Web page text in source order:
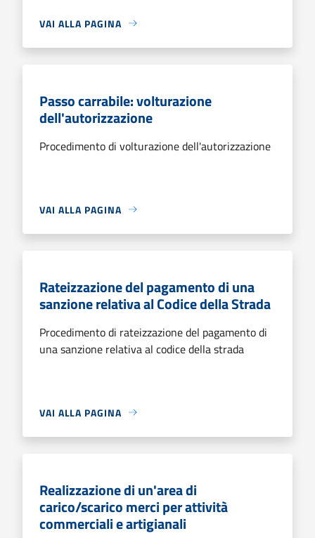
VAI ALLA PAGINA
Passo carrabile: volturazione
dell'autorizzazione
Procedimento di volturazione dell'autorizzazione
VAI ALLA PAGINA
Rateizzazione del pagamento di una
sanzione relativa al Codice della Strada
Procedimento di rateizzazione del pagamento di
una sanzione relativa al codice della strada
VAI ALLA PAGINA
Realizzazione di un'area di
carico/scarico merci per attività
commerciali e artigianali